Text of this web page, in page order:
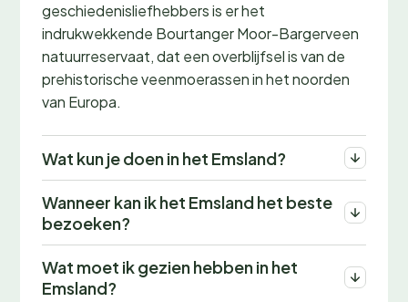
geschiedenisliefhebbers is er het
indrukwekkende Bourtanger Moor-Bargerveen
natuurreservaat, dat een overblijfsel is van de
prehistorische veenmoerassen in het noorden
van Europa.
Wat kun je doen in het Emsland?
Wanneer kan ik het Emsland het beste
bezoeken?
Wat moet ik gezien hebben in het
Emsland?